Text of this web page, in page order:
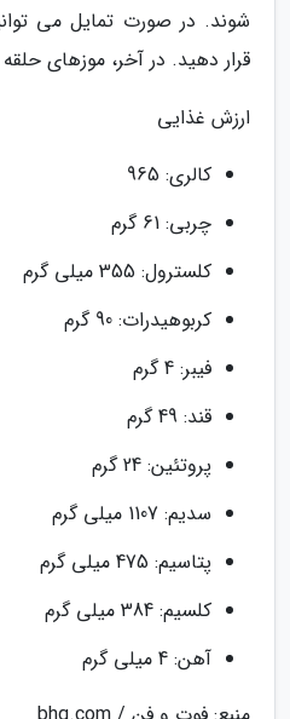
قرار دهید. در آخر، موزهای
ارزش غذایی
کالری: 965
چربی: 61 گرم
کلسترول: 355 میلی گرم
کربوهیدرات: 90 گرم
فیبر: 4 گرم
قند: 49 گرم
پروتئین: 24 گرم
سدیم: 1107 میلی گرم
پتاسیم: 475 میلی گرم
کلسیم: 384 میلی گرم
آهن: 4 میلی گرم